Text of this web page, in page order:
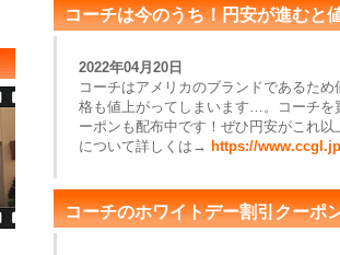
コーチは今のうち！円安が進むと
2022年04月20日
コーチはアメリカのブランドであるた
格も値上がってしまいます…。コーチを
ーポンも配布中です！ぜひ円安がこれ
について詳しくは→ https://
コーチのホワイトデー割引クーポ